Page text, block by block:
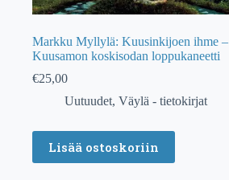
Markku Myllylä: Kuusinkijoen ihme –
Kuusamon koskisodan loppukaneetti
€25,00
Uutuudet, Väylä - tietokirjat
Lisää ostoskoriin